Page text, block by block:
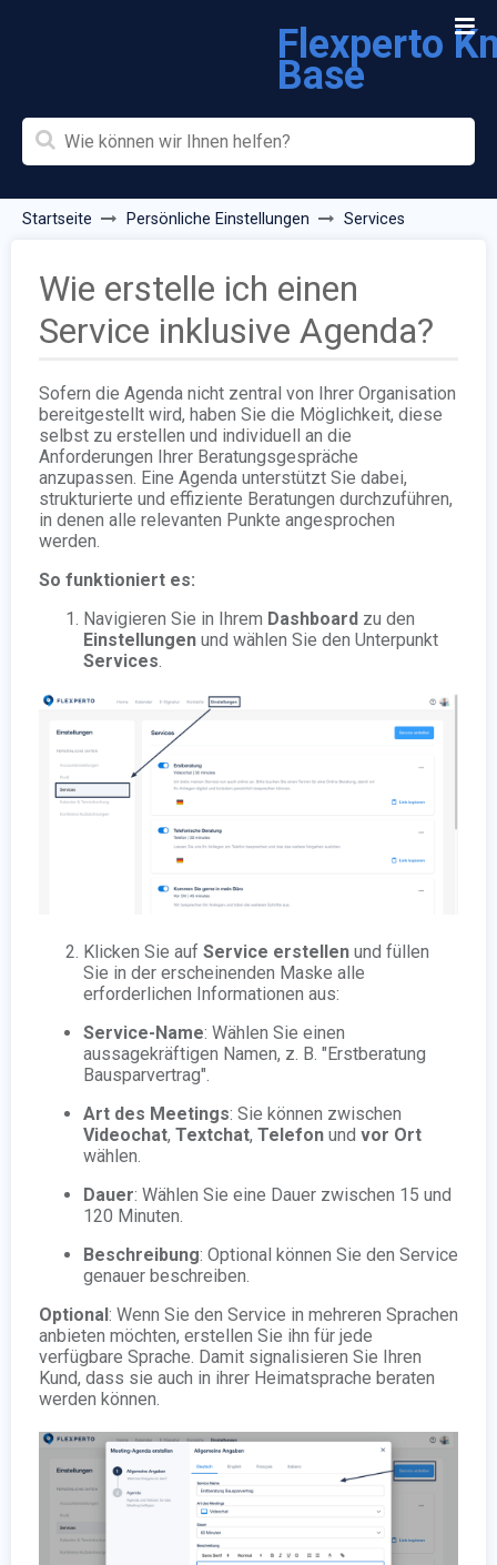
Flexperto
Base
Startseite Persönliche Einstellungen Services
Wie erstelle ich einen
Service inklusive Agenda?
Sofern die Agenda nicht zentral von Ihrer Organisation
bereitgestellt wird, haben Sie die Möglichkeit, diese
selbst zu erstellen und individuell an die
Anforderungen Ihrer Beratungsgespräche
anzupassen. Eine Agenda unterstützt Sie dabei,
strukturierte und effiziente Beratungen durchzuführen,
in denen alle relevanten Punkte angesprochen
werden.
So funktioniert es:
Navigieren Sie in Ihrem Dashboard zu den
Einstellungen und wählen Sie den Unterpunkt
Services.
Klicken Sie auf Service erstellen und füllen
Sie in der erscheinenden Maske alle
erforderlichen Informationen aus:
Service-Name: Wählen Sie einen
aussagekräftigen Namen, z. B. "Erstberatung
Bausparvertrag".
Art des Meetings: Sie können zwischen
Videochat, Textchat, Telefon und vor Ort
wählen.
Dauer: Wählen Sie eine Dauer zwischen 15 und
120 Minuten.
Beschreibung: Optional können Sie den Service
genauer beschreiben.
Optional: Wenn Sie den Service in mehreren Sprachen
anbieten möchten, erstellen Sie ihn für jede
verfügbare Sprache. Damit signalisieren Sie Ihren
Kund, dass sie auch in ihrer Heimatsprache beraten
werden können.